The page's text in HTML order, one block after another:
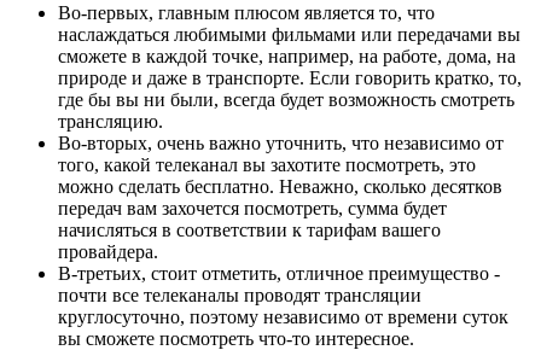
Во-первых, главным плюсом является то, что
наслаждаться любимыми фильмами или передачами вы
сможете в каждой точке, например, на работе, дома, на
природе и даже в транспорте. Если говорить кратко, то,
где бы вы ни были, всегда будет возможность смотреть
трансляцию.
Во-вторых, очень важно уточнить, что независимо от
того, какой телеканал вы захотите посмотреть, это
можно сделать бесплатно. Неважно, сколько десятков
передач вам захочется посмотреть, сумма будет
начисляться в соответствии к тарифам вашего
провайдера.
В-третьих, стоит отметить, отличное преимущество -
почти все телеканалы проводят трансляции
круглосуточно, поэтому независимо от времени суток
вы сможете посмотреть что-то интересное.